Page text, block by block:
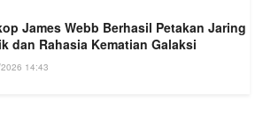
James Webb Berhasil Petakan Jaring
dan Rahasia Kematian Galaksi
14:43